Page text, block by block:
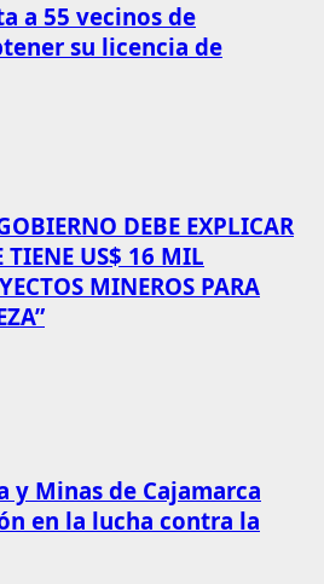
a 55 vecinos de
su licencia de
DEBE EXPLICAR
TIENE US$ 16 MIL
MINEROS PARA
y Minas de Cajamarca
en la lucha contra la